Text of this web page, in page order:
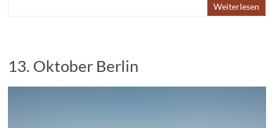
Weiterlesen
13. Oktober Berlin